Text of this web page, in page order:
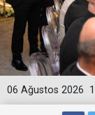
06 Ağustos 2026